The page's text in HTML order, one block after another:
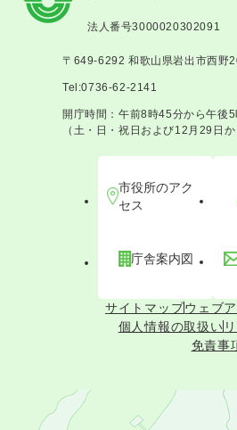
法人番号3000020302091
〒649-6292 和歌山県岩出市西野
Tel:0736-62-2141
開庁時間：午前8時45分から午後
（土・日・祝日および12月29日
市役所のアク
セス
庁舎案内図
サイトマップウェブ
個人情報の取扱い
免責事